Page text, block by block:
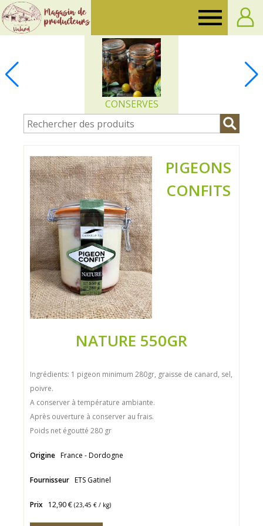
de
Vialard
CONSERVES
PIGEONS
CONFITS
NATURE 550GR
Ingrédients: 1 pigeon minimum 280gr, graisse de canard, sel,
poivre.
A conserver à température ambiante.
Après ouverture à conserver au frais.
Poids net égoutté 280 gr
Origine France - Dordogne
Fournisseur ETS Gatinel
Prix 12,90 € (23,45 € / kg)